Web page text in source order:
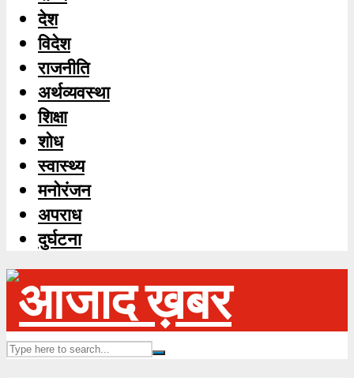
देश
विदेश
राजनीति
अर्थव्यवस्था
शिक्षा
शोध
स्‍वास्‍थ्‍य
मनोरंजन
अपराध
दुर्घटना